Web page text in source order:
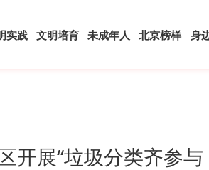
实践 文明培育 未成年人 北京榜样 身
开展“垃圾分类齐参